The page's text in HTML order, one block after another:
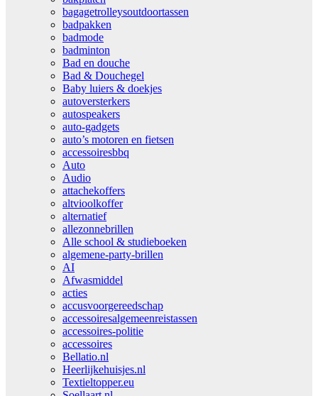
bagagetrolleysoutdoortassen
badpakken
badmode
badminton
Bad en douche
Bad & Douchegel
Baby luiers & doekjes
autoversterkers
autospeakers
auto-gadgets
auto’s motoren en fietsen
accessoiresbbq
Auto
Audio
attachekoffers
altvioolkoffer
alternatief
allezonnebrillen
Alle school & studieboeken
algemene-party-brillen
AI
Afwasmiddel
acties
accusvoorgereedschap
accessoiresalgemeenreistassen
accessoires-politie
accessoires
Bellatio.nl
Heerlijkehuisjes.nl
Textieltopper.eu